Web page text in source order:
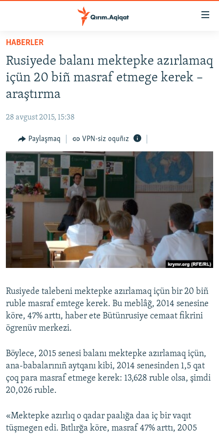
Esas
qaytmaq
Baş
navigatsiyağa
qaytmaq
Qıdıruvğa
qaytmaq
SİYASET
İQTİSADİYAT
MEDENİYET
İNSAN AQLARI
VİDEO
SÜRET
BLOGLAR
FİKİR
Українською
RFE/RS bütün saytları
HABERLER
Rusiyede balanı mektepke azırlamaq
içün 20 biñ masraf etmege kerek –
araştırma
28 avgust 2015, 15:38
Paylaşmaq VPN-siz oquñız
Rusiyede talebeni mektepke azırlamaq içün bir 20 biñ
ruble masraf emtege kerek. Bu meblâğ, 2014 senesine
köre, 47% arttı, haber ete Bütünrusiye cemaat fikrini
ögrenüv merkezi.
Böylece, 2015 senesi balanı mektepke azırlamaq içün,
ana-babalarınıñ aytqanı kibi, 2014 senesinden 1,5 qat
çoq para masraf etmege kerek: 13,628 ruble olsa, şimdi
20,026 ruble.
«Mektepke azırlıq o qadar paalığa daa iç bir vaqıt
tüşmegen edi. Bıtlırğa köre, masraf 47% arttı, 2005